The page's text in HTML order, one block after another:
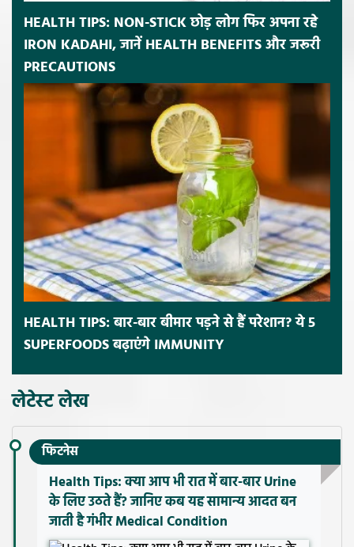
HEALTH TIPS: NON-STICK छोड़ लोग फिर अपना रहे
IRON KADAHI, जानें HEALTH BENEFITS और जरूरी
PRECAUTIONS
HEALTH TIPS: बार-बार बीमार पड़ने से हैं परेशान? ये 5
SUPERFOODS बढ़ाएंगे IMMUNITY
लेटेस्ट लेख
फिटनेस
Health Tips: क्या आप भी रात में बार-बार Urine
के लिए उठते हैं? जानिए कब यह सामान्य आदत बन
जाती है गंभीर Medical Condition